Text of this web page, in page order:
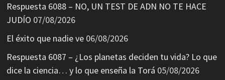
Respuesta 6088 – NO, UN TEST DE ADN NO TE HACE
JUDÍO 07/08/2026
El éxito que nadie ve 06/08/2026
Respuesta 6087 – ¿Los planetas deciden tu vida? Lo que
dice la ciencia… y lo que enseña la Torá 05/08/2026